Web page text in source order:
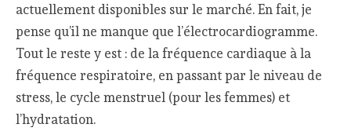
actuellement disponibles sur le marché. En fait, je
pense qu’il ne manque que l’électrocardiogramme.
Tout le reste y est : de la fréquence cardiaque à la
fréquence respiratoire, en passant par le niveau de
stress, le cycle menstruel (pour les femmes) et
l’hydratation.